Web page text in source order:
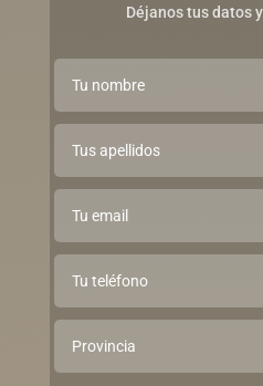
Déjanos tus datos